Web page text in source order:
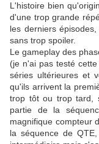
L'histoire bien
d'une trop grande
les derniers
sans trop spoiler.
Le gameplay des
(je n'ai pas testé
séries ultérieures et
qu'ils arrivent la
trop tôt ou trop tard,
partie de la
magnifique compteur
la séquence de